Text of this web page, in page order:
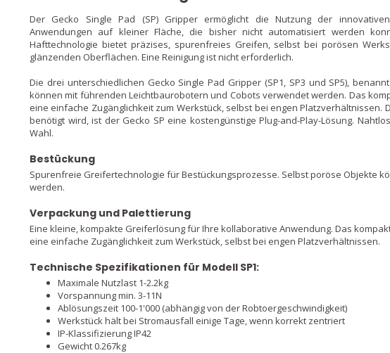
Der Gecko Single Pad (SP) Gripper ermöglicht die Nutzung der
Anwendungen auf kleiner Fläche, die bisher nicht automatisiert werden
Hafttechnologie bietet präzises, spurenfreies Greifen, selbst bei porösen
glänzenden Oberflächen. Eine Reinigung ist nicht erforderlich.
Die drei unterschiedlichen Gecko Single Pad Gripper (SP1, SP3 und SP5),
können mit führenden Leichtbaurobotern und Cobots verwendet werden. Das
eine einfache Zugänglichkeit zum Werkstück, selbst bei engen Platzverhältnissen.
benötigt wird, ist der Gecko SP eine kostengünstige Plug-and-Play-Lösung.
Wahl.
Bestückung
Spurenfreie Greifertechnologie für Bestückungsprozesse. Selbst poröse Objekte
werden.
Verpackung und Palettierung
Eine kleine, kompakte Greiferlösung für Ihre kollaborative Anwendung. Das
eine einfache Zugänglichkeit zum Werkstück, selbst bei engen Platzverhältnissen.
Technische Spezifikationen für Modell SP1:
Maximale Nutzlast 1-2.2kg
Vorspannung min. 3-11N
Ablösungszeit 100-1'000 (abhängig von der Robtoergeschwindigkeit)
Werkstück hält bei Stromausfall einige Tage, wenn korrekt zentriert
IP-Klassifizierung IP42
Gewicht 0.267kg